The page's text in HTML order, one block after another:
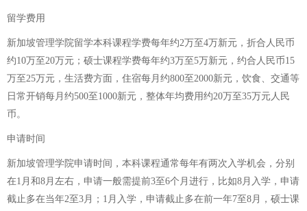
留学费用
新加坡管理学院留学本科课程学费每年约2万至4万新元，折合人民币
约10万至20万元；硕士课程学费每年约3万至5万新元，约合人民币15
万至25万元，生活费方面，住宿每月约800至2000新元，饮食、交通等
日常开销每月约500至1000新元，整体年均费用约20万至35万元人民
币。
申请时间
新加坡管理学院申请时间，本科课程通常每年有两次入学机会，分别
在1月和8月左右，申请一般需提前3至6个月进行，比如8月入学，申请
截止多在当年2至3月；1月入学，申请截止多在前一年7至8月，硕士课